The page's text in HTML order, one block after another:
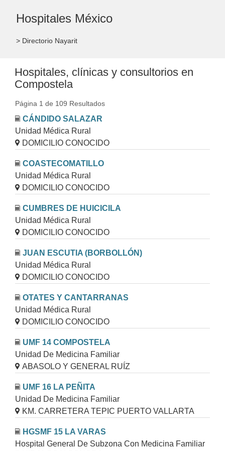
Hospitales México
> Directorio Nayarit
Hospitales, clínicas y consultorios en
Compostela
Página 1 de 109 Resultados
CÁNDIDO SALAZAR
Unidad Médica Rural
DOMICILIO CONOCIDO
COASTECOMATILLO
Unidad Médica Rural
DOMICILIO CONOCIDO
CUMBRES DE HUICICILA
Unidad Médica Rural
DOMICILIO CONOCIDO
JUAN ESCUTIA (BORBOLLÓN)
Unidad Médica Rural
DOMICILIO CONOCIDO
OTATES Y CANTARRANAS
Unidad Médica Rural
DOMICILIO CONOCIDO
UMF 14 COMPOSTELA
Unidad De Medicina Familiar
ABASOLO Y GENERAL RUÍZ
UMF 16 LA PEÑITA
Unidad De Medicina Familiar
KM. CARRETERA TEPIC PUERTO VALLARTA
HGSMF 15 LA VARAS
Hospital General De Subzona Con Medicina Familiar